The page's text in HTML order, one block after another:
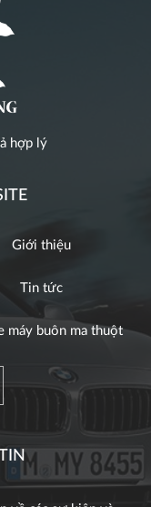
hợp lý
Giới thiệu
Tin tức
máy buôn ma thuột